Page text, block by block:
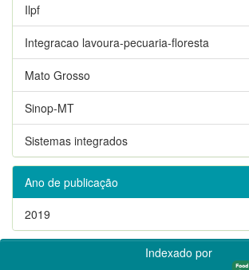
Ilpf
Integracao lavoura-pecuaria-floresta
Mato Grosso
Sinop-MT
Sistemas integrados
Ano de publicação
2019
Indexado por